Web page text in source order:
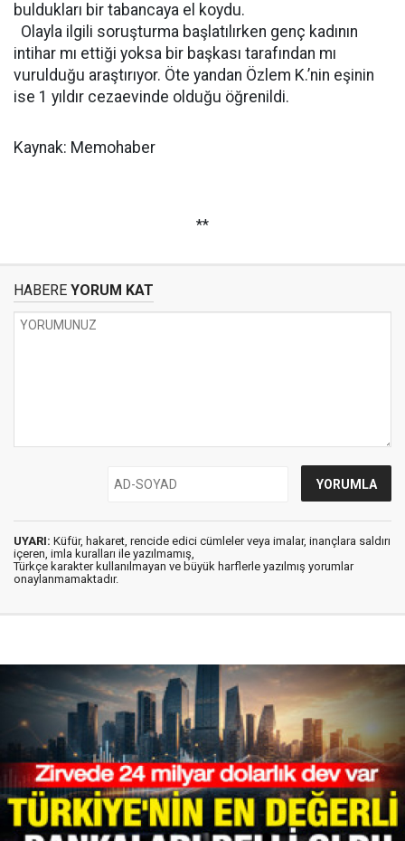
buldukları bir tabancaya el koydu.
Olayla ilgili soruşturma başlatılırken genç kadının
intihar mı ettiği yoksa bir başkası tarafından mı
vurulduğu araştırıyor. Öte yandan Özlem K.’nin eşinin
ise 1 yıldır cezaevinde olduğu öğrenildi.
Kaynak: Memohaber
**
HABERE YORUM KAT
UYARI: Küfür, hakaret, rencide edici cümleler veya imalar, inançlara saldırı
içeren, imla kuralları ile yazılmamış,
Türkçe karakter kullanılmayan ve büyük harflerle yazılmış yorumlar
onaylanmamaktadır.